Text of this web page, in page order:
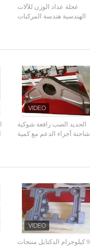
عجلة عداد الوزن للآلات
الهندسية هندسة المركبات
الحديد الصب رافعة شوكية
شاحنة أجزاء الدعم مع كمية
96 كيلوجرام الدكتايل منتجات